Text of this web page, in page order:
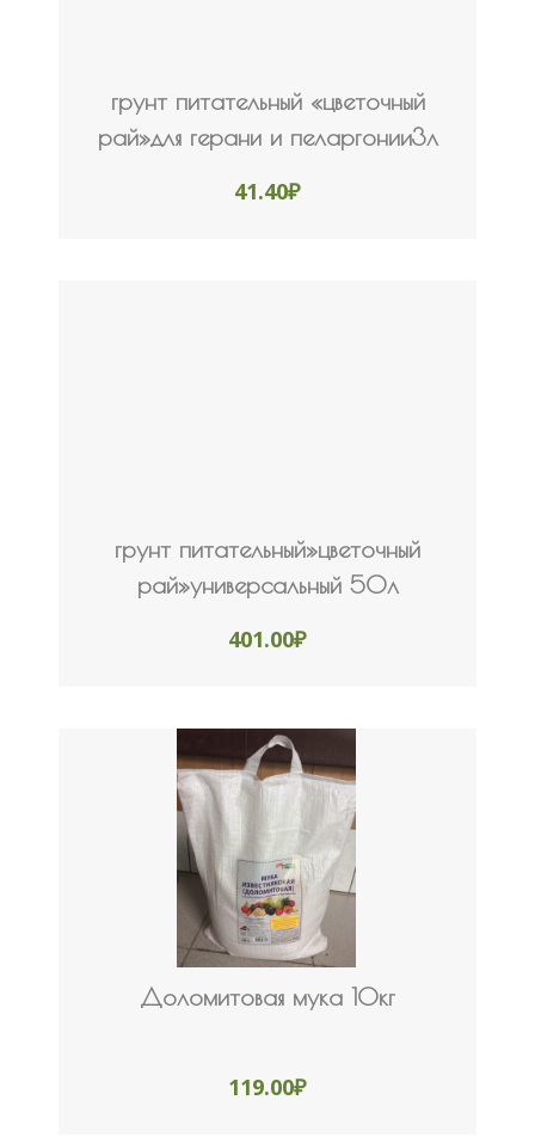
грунт питательный «цветочный
рай»для герани и пеларгонии3л
41.40₽
грунт питательный»цветочный
рай»универсальный 50л
401.00₽
Доломитовая мука 10кг
119.00₽